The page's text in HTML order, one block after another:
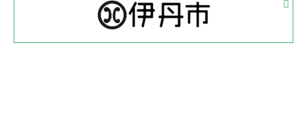
体育協会長杯 バドミントン競技の部
2022.05.22